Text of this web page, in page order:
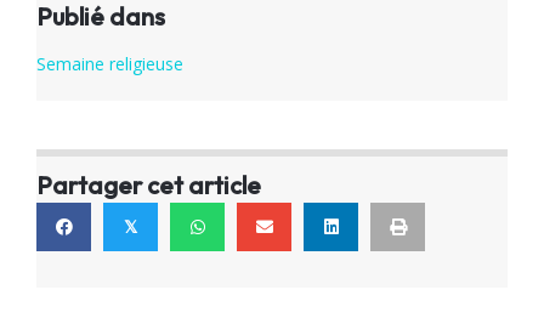
Publié dans
Semaine religieuse
Partager cet article
𝕏